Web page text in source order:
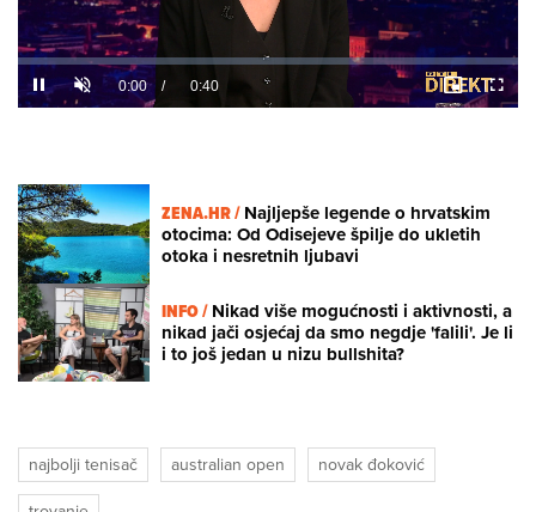
Unmute /
Loaded:
34.33%
ZENA.HR /Najljepše legende o hrvatskim
otocima: Od Odisejeve špilje do ukletih
otoka i nesretnih ljubavi
INFO /Nikad više mogućnosti i aktivnosti, a
nikad jači osjećaj da smo negdje 'falili'. Je li
i to još jedan u nizu bullshita?
najbolji tenisač australian open
novak đoković